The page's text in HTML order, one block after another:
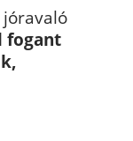
jóravaló
fogant